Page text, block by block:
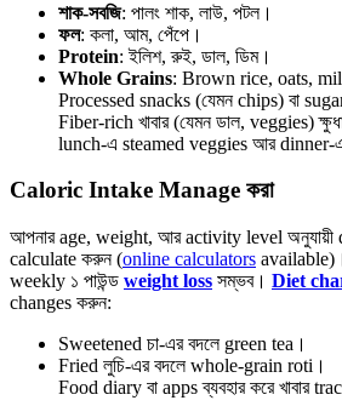
শাক-সবজি: পালং শাক, লাউ, পটল।
ফল: কলা, আম, পেঁপে।
Protein: ইলিশ, রুই, ডাল, ডিম।
Whole Grains: Brown rice, oats,
Processed snacks (যেমন chips) বা
Fiber-rich খাবার (যেমন ডাল, veggies) ক্ষুধা
lunch-এ steamed veggies আর dinner-এ
Caloric Intake Manage করা
আপনার age, weight, আর activity level অনুযায়ী
calculate করুন (online calculators
weekly ১ পাউন্ড weight loss সম্ভব। Diet
changes করুন:
Sweetened চা-এর বদলে green tea।
Fried লুচি-এর বদলে whole-grain roti।
Food diary বা apps ব্যবহার করে খাবার